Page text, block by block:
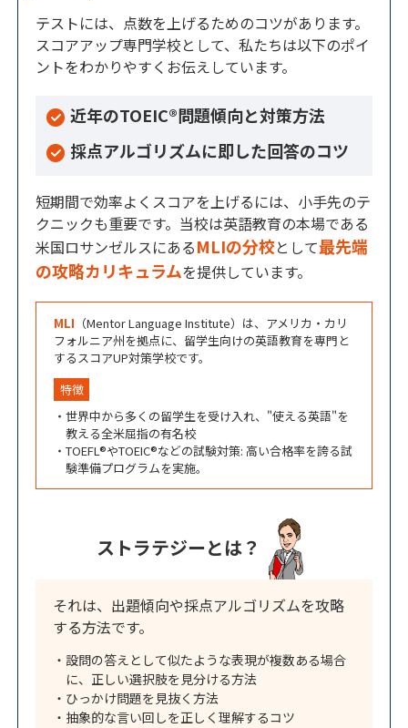
テストには、点数を上げるためのコツがあります。
スコアアップ専門学校として、私たちは以下のポイ
ントをわかりやすくお伝えしています。
近年のTOEIC®問題傾向と対策方法
採点アルゴリズムに即した回答のコツ
短期間で効率よくスコアを上げるには、小手先のテ
クニックも重要です。当校は英語教育の本場である
米国ロサンゼルスにあるMLIの分校として最先端
の攻略カリキュラムを提供しています。
MLI （Mentor Language Institute）は、アメリカ・カリ
フォルニア州を拠点に、留学生向けの英語教育を専門と
するスコアUP対策学校です。
特徴
・世界中から多くの留学生を受け入れ、"使える英語"を
教える全米屈指の有名校
・TOEFL®やTOEIC®などの試験対策: 高い合格率を誇る試
験準備プログラムを実施。
ストラテジーとは？
それは、出題傾向や採点アルゴリズムを攻略
する方法です。
・設問の答えとして似たような表現が複数ある場合
に、正しい選択肢を見分ける方法
・ひっかけ問題を見抜く方法
・抽象的な言い回しを正しく理解するコツ